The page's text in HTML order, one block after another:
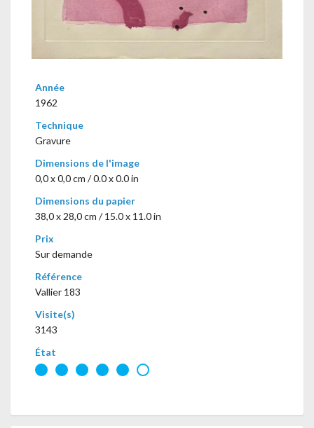
Année
1962
Technique
Gravure
Dimensions de l'image
0,0 x 0,0 cm / 0.0 x 0.0 in
Dimensions du papier
38,0 x 28,0 cm / 15.0 x 11.0 in
Prix
Sur demande
Référence
Vallier 183
Visite(s)
3143
État